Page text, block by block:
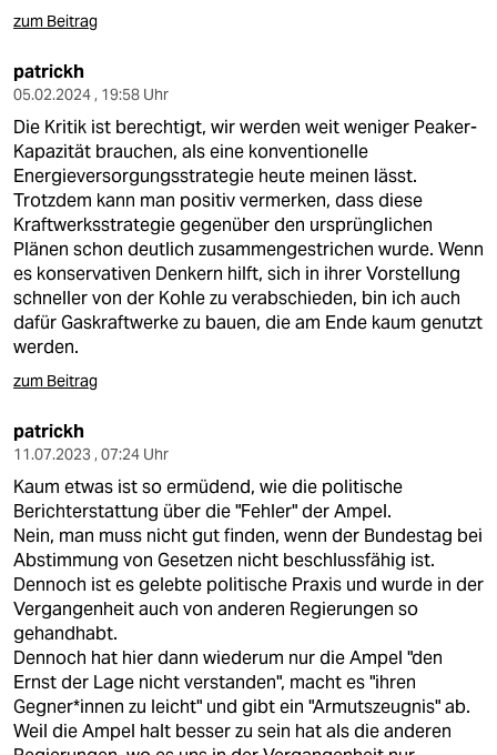
zum Beitrag
patrickh
05.02.2024 , 19:58 Uhr
Die Kritik ist berechtigt, wir werden weit weniger Peaker-
Kapazität brauchen, als eine konventionelle
Energieversorgungsstrategie heute meinen lässt.
Trotzdem kann man positiv vermerken, dass diese
Kraftwerksstrategie gegenüber den ursprünglichen
Plänen schon deutlich zusammengestrichen wurde. Wenn
es konservativen Denkern hilft, sich in ihrer Vorstellung
schneller von der Kohle zu verabschieden, bin ich auch
dafür Gaskraftwerke zu bauen, die am Ende kaum genutzt
werden.
zum Beitrag
patrickh
11.07.2023 , 07:24 Uhr
Kaum etwas ist so ermüdend, wie die politische
Berichterstattung über die "Fehler" der Ampel.
Nein, man muss nicht gut finden, wenn der Bundestag bei
Abstimmung von Gesetzen nicht beschlussfähig ist.
Dennoch ist es gelebte politische Praxis und wurde in der
Vergangenheit auch von anderen Regierungen so
gehandhabt.
Dennoch hat hier dann wiederum nur die Ampel "den
Ernst der Lage nicht verstanden", macht es "ihren
Gegner*innen zu leicht" und gibt ein "Armutszeugnis" ab.
Weil die Ampel halt besser zu sein hat als die anderen